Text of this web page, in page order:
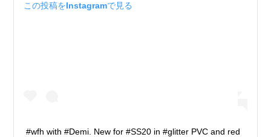
この投稿をInstagramで見る
#wfh with #Demi. New for #SS20 in #glitter PVC and red